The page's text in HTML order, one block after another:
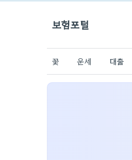
보험포털
꽃 운세 대출